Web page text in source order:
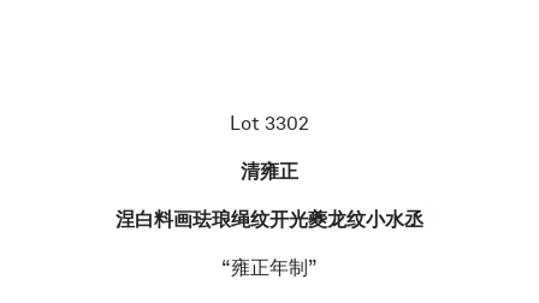
Lot 3302
清雍正
涅白料画珐琅绳纹开光夔龙纹小水丞
“雍正年制”